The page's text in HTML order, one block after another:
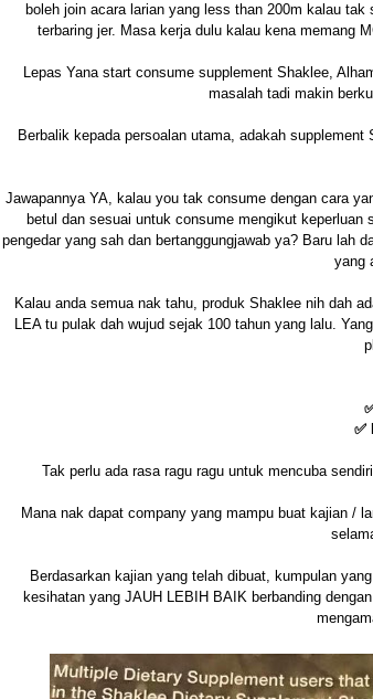
boleh join acara larian yang less than 200m kalau
terbaring jer. Masa kerja dulu kalau kena memang
Lepas Yana start consume supplement Shaklee,
masalah tadi makin
Berbalik kepada persoalan utama, adakah
Jawapannya YA, kalau you tak consume dengan cara
betul dan sesuai untuk consume mengikut
pengedar yang sah dan bertanggungjawab ya? Baru lah
yang
Kalau anda semua nak tahu, produk Shaklee nih dah
LEA tu pulak dah wujud sejak 100 tahun yang lalu.
✅
Tak perlu ada rasa ragu ragu untuk mencuba
Mana nak dapat company yang mampu buat kajian /
Berdasarkan kajian yang telah dibuat, kumpulan
kesihatan yang JAUH LEBIH BAIK berbanding